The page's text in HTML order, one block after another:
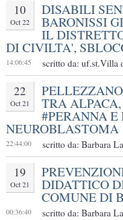
10
Oct 22
DISABILI
BARONISSI
IL
DI CIVILTA',
14:06:45 scritto da: uf.st.Villa
22
Oct 21 TRA
#PERANNA
NEUROBLASTOMA
22:44:00 scritto da: Barbara
19
Oct 21 DIDATTICO
COMUNE DI
00:36:40 scritto da: Barbara